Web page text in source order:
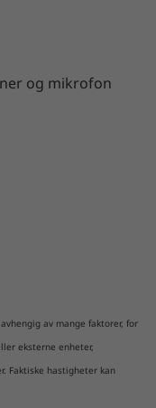
én enkelt
oppnå det
PRO
har rikelig med
sikkerhet i
og mikrofon
av mange faktorer, for
eksterne enheter,
Faktiske hastigheter kan